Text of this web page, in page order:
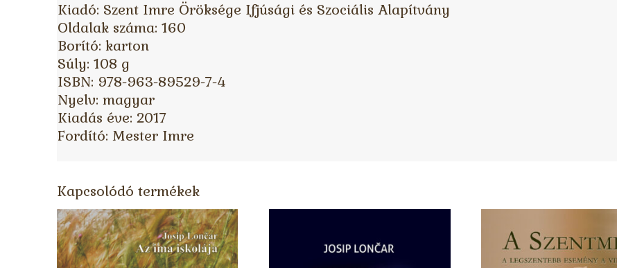
Kiadó: Szent Imre Öröksége Ifjúsági és Szociális Alapítvány
Oldalak száma: 160
Borító: karton
Súly: 108 g
ISBN: 978-963-89529-7-4
Nyelv: magyar
Kiadás éve: 2017
Fordító: Mester Imre
Kapcsolódó termékek